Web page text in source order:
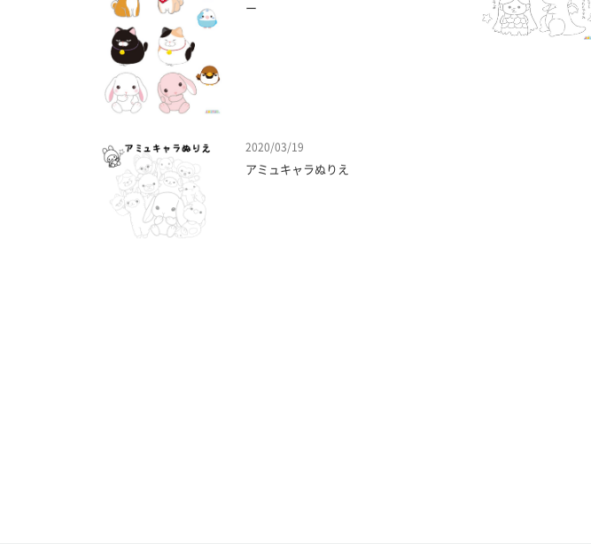
ー
2020/03/19
アミュキャラぬりえ